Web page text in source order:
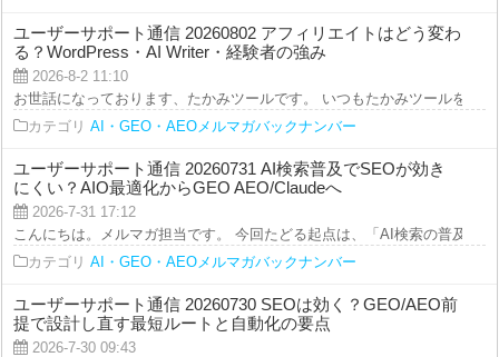
ユーザーサポート通信 20260802 アフィリエイトはどう変わ
る？WordPress・AI Writer・経験者の強み
2026-8-2 11:10
お世話になっております、たかみツールです。 いつもたかみツールをご
カテゴリ AI・GEO・AEOメルマガバックナンバー
ユーザーサポート通信 20260731 AI検索普及でSEOが効き
にくい？AIO最適化からGEO AEO/Claudeへ
2026-7-31 17:12
こんにちは。メルマガ担当です。 今回たどる起点は、「AI検索の普及で“
カテゴリ AI・GEO・AEOメルマガバックナンバー
ユーザーサポート通信 20260730 SEOは効く？GEO/AEO前
提で設計し直す最短ルートと自動化の要点
2026-7-30 09:43